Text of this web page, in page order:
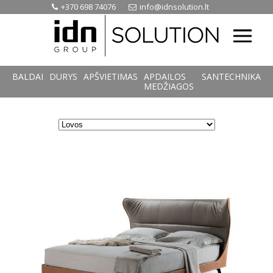
+370 698 74076 info@idnsolution.lt
MENU
BALDAI DURYS APŠVIETIMAS APDAILOS
MEDŽIAGOS
SANTECHNIKA